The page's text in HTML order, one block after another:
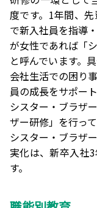
度です。1年間、
で新入社員を指導
が女性であれば「
と呼んでいます。
会社生活での困り
員の成長をサポート
シスター・ブラザ
ザー研修」を行って
シスター・ブラザ
実化は、新卒入社
す。